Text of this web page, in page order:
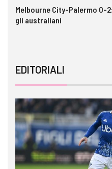
Melbourne City-Palermo 0-
gli australiani
EDITORIALI